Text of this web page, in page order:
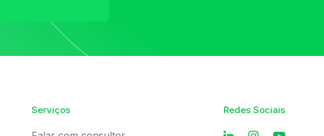
Serviços Redes Sociais